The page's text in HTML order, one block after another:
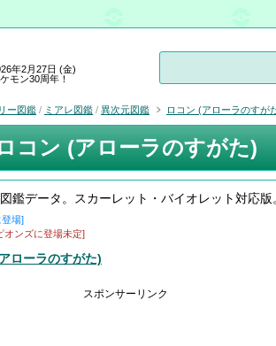
コン (アローラのすがた)
鑑データ。スカーレット・バイオレット対応版
登場]
オンズに登場未定]
ローラのすがた)
スポンサーリンク
年2月27日 (金)
モン30周年！
ー図鑑 / ミアレ図鑑 / 異次元図鑑 ロコン (アローラのすが